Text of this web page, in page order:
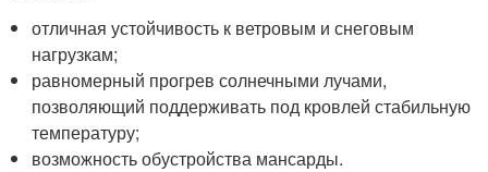
отличная устойчивость к ветровым и снеговым
нагрузкам;
равномерный прогрев солнечными лучами,
позволяющий поддерживать под кровлей стабильную
температуру;
возможность обустройства мансарды.